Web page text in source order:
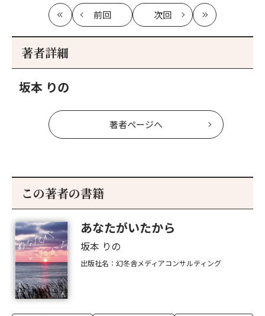
最
初
前回
記
次回
記
最
新
著者詳細
坂本 りの
著者ページへ
この著者の書籍
あなたがいたから
坂本 りの
出版社名：幻冬舎メディアコンサルティング